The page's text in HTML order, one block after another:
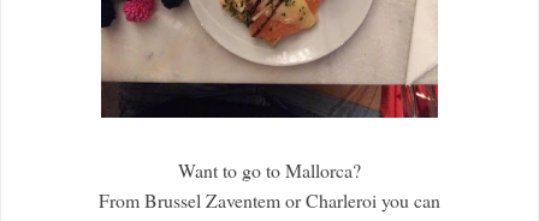
Want to go to Mallorca?
From Brussel Zaventem or Charleroi you can